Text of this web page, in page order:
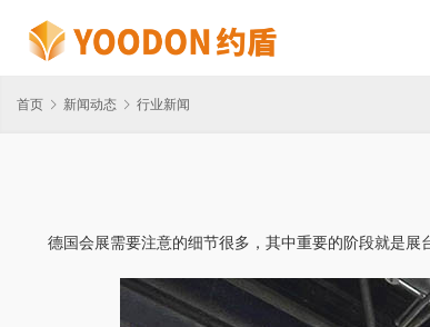
首页 新闻动态 行业新闻
德国会展需要注意的细节很多，其中重要的阶段就是